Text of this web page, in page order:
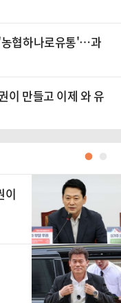
농협하나로유통'…과
이 만들고 이제 와 유
●
이